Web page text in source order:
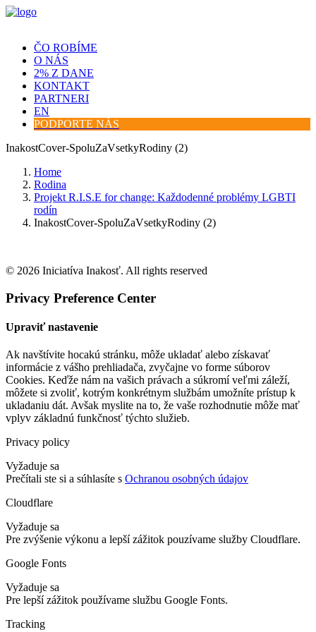
ČO ROBÍME
O NÁS
2% Z DANE
KONTAKT
PARTNERI
EN
PODPORTE NÁS
InakostCover-SpoluZaVsetkyRodiny (2)
Home
Rodina
Projekt R.I.S.E for change: Každodenné problémy LGBTI
rodín
InakostCover-SpoluZaVsetkyRodiny (2)
© 2026 Iniciatíva Inakosť. All rights reserved
Privacy Preference Center
Upraviť nastavenie
Ak navštívite hocakú stránku, môže ukladať alebo získavať
informácie z vášho prehliadača, zvyčajne vo forme súborov
Cookies. Keďže nám na vašich právach a súkromí veľmi záleží,
môžete si zvoliť, kotrým konkrétnym službám umožníte prístup k
ukladaniu dát. Avšak myslite na to, že vaše rozhodnutie môže mať
vplyv základnú funkčnosť týchto služieb.
Privacy policy
Vyžaduje sa
Prečítali ste si a súhlasíte s Ochranou osobných údajov
Cloudflare
Vyžaduje sa
Pre zvýšenie výkonu a lepší zážitok pouzívame služby Cloudflare.
Google Fonts
Vyžaduje sa
Pre lepší zážitok používame službu Google Fonts.
Tracking